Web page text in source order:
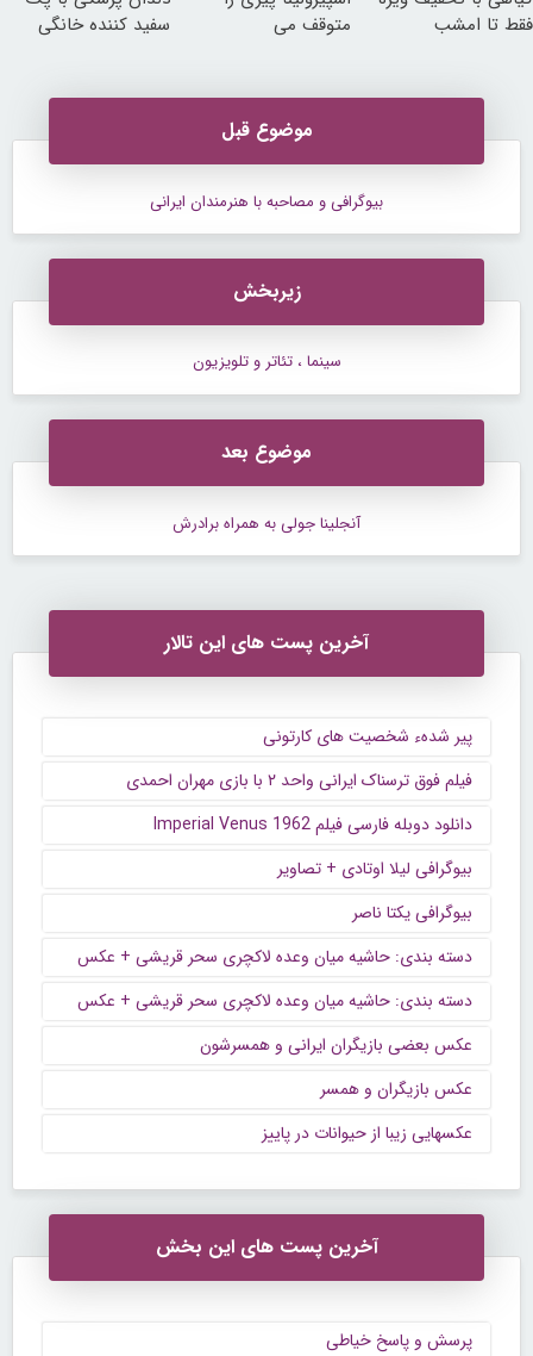
فقط تا امشب
متوقف می
سفید کننده خانگی
موضوع قبل
بیوگرافی و مصاحبه با هنرمندان ایرانی
زیربخش
سینما ، تئاتر و تلویزیون
موضوع بعد
آنجلینا جولی به همراه برادرش
آخرین پست های این تالار
پیر شدهء شخصیت های کارتونی
فیلم فوق ترسناک ایرانی واحد ۲ با بازی مهران احمدی
دانلود دوبله فارسی فیلم Imperial Venus 1962
بیوگرافی لیلا اوتادی + تصاویر
بیوگرافی یکتا ناصر
دسته بندی: حاشیه میان وعده لاکچری سحر قریشی + عکس
دسته بندی: حاشیه میان وعده لاکچری سحر قریشی + عکس
عکس بعضی بازیگران ایرانی و همسرشون
عکس بازیگران و همسر
عکسهایی زیبا از حیوانات در پاییز
آخرین پست های این بخش
پرسش و پاسخ خیاطی